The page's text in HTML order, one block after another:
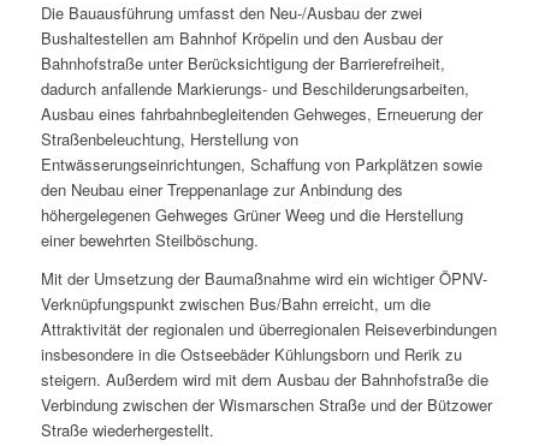
Die Bauausführung umfasst den Neu-/Ausbau der zwei
Bushaltestellen am Bahnhof Kröpelin und den Ausbau der
Bahnhofstraße unter Berücksichtigung der Barrierefreiheit,
dadurch anfallende Markierungs- und Beschilderungsarbeiten,
Ausbau eines fahrbahnbegleitenden Gehweges, Erneuerung der
Straßenbeleuchtung, Herstellung von
Entwässerungseinrichtungen, Schaffung von Parkplätzen sowie
den Neubau einer Treppenanlage zur Anbindung des
höhergelegenen Gehweges Grüner Weeg und die Herstellung
einer bewehrten Steilböschung.
Mit der Umsetzung der Baumaßnahme wird ein wichtiger ÖPNV-
Verknüpfungspunkt zwischen Bus/Bahn erreicht, um die
Attraktivität der regionalen und überregionalen Reiseverbindungen
insbesondere in die Ostseebäder Kühlungsborn und Rerik zu
steigern. Außerdem wird mit dem Ausbau der Bahnhofstraße die
Verbindung zwischen der Wismarschen Straße und der Bützower
Straße wiederhergestellt.